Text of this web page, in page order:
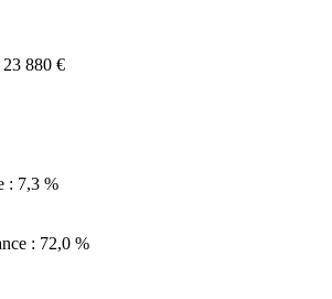
23 880 €
: 7,3 %
: 72,0 %